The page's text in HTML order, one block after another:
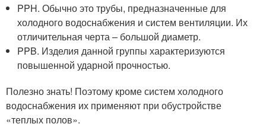
PPH. Обычно это трубы, предназначенные для
холодного водоснабжения и систем вентиляции. Их
отличительная черта – большой диаметр.
PPB. Изделия данной группы характеризуются
повышенной ударной прочностью.
Полезно знать! Поэтому кроме систем холодного
водоснабжения их применяют при обустройстве
«теплых полов».